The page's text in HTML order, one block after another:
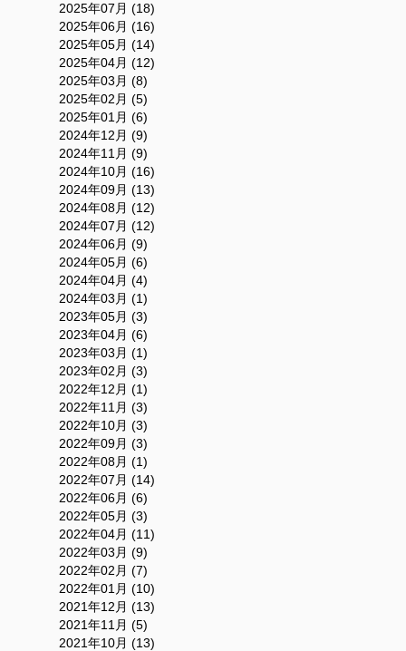
2025年07月 (18)
2025年06月 (16)
2025年05月 (14)
2025年04月 (12)
2025年03月 (8)
2025年02月 (5)
2025年01月 (6)
2024年12月 (9)
2024年11月 (9)
2024年10月 (16)
2024年09月 (13)
2024年08月 (12)
2024年07月 (12)
2024年06月 (9)
2024年05月 (6)
2024年04月 (4)
2024年03月 (1)
2023年05月 (3)
2023年04月 (6)
2023年03月 (1)
2023年02月 (3)
2022年12月 (1)
2022年11月 (3)
2022年10月 (3)
2022年09月 (3)
2022年08月 (1)
2022年07月 (14)
2022年06月 (6)
2022年05月 (3)
2022年04月 (11)
2022年03月 (9)
2022年02月 (7)
2022年01月 (10)
2021年12月 (13)
2021年11月 (5)
2021年10月 (13)